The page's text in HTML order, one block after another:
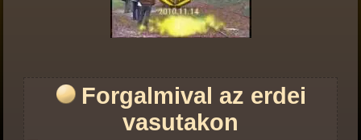
Forgalmival az erdei
vasutakon